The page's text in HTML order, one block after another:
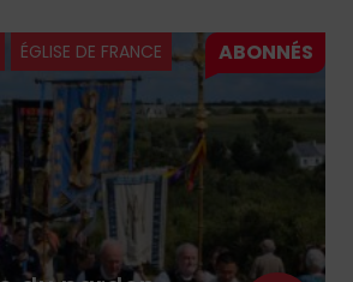
ÉGLISE DE FRANCE